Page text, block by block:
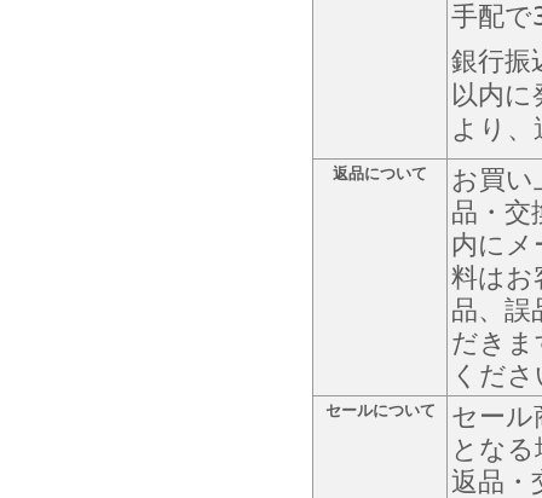
手配で
銀行振
以内
より
返品について
お買い
品・交
内に
料はお
品、誤
だき
くだ
セールについて
セール
とな
返品・